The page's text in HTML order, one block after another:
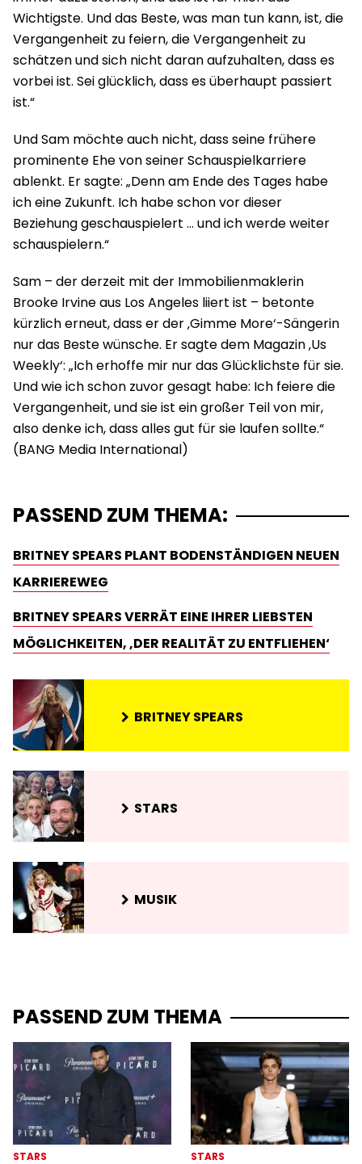
Wichtigste. Und das Beste, was man tun kann, ist, die
Vergangenheit zu feiern, die Vergangenheit zu
schätzen und sich nicht daran aufzuhalten, dass es
vorbei ist. Sei glücklich, dass es überhaupt passiert
ist.“
Und Sam möchte auch nicht, dass seine frühere
prominente Ehe von seiner Schauspielkarriere
ablenkt. Er sagte: „Denn am Ende des Tages habe
ich eine Zukunft. Ich habe schon vor dieser
Beziehung geschauspielert … und ich werde weiter
schauspielern.“
Sam – der derzeit mit der Immobilienmaklerin
Brooke Irvine aus Los Angeles liiert ist – betonte
kürzlich erneut, dass er der ‚Gimme More‘-Sängerin
nur das Beste wünsche. Er sagte dem Magazin ‚Us
Weekly‘: „Ich erhoffe mir nur das Glücklichste für sie.
Und wie ich schon zuvor gesagt habe: Ich feiere die
Vergangenheit, und sie ist ein großer Teil von mir,
also denke ich, dass alles gut für sie laufen sollte.“
PASSEND ZUM THEMA:
BRITNEY SPEARS PLANT BODENSTÄNDIGEN NEUEN
KARRIEREWEG
BRITNEY SPEARS VERRÄT EINE IHRER LIEBSTEN
MÖGLICHKEITEN, ‚DER REALITÄT ZU ENTFLIEHEN‘
BRITNEY SPEARS
STARS
MUSIK
PASSEND ZUM THEMA
STARS STARS